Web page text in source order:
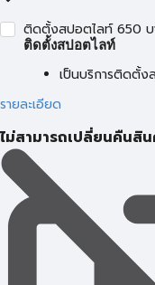
ติดตั้งสปอตไลท์ 650 บ
ติดตั้งสปอตไลท์
เป็นบริการติดตั้
รายละเอียด
ไม่สามารถเปลี่ยนคืนสิน